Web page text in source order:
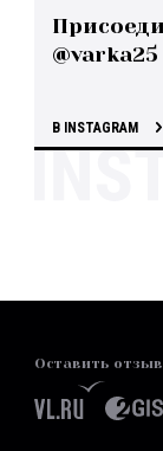
@varka25
В INSTAGRAM
Оставить отзыв